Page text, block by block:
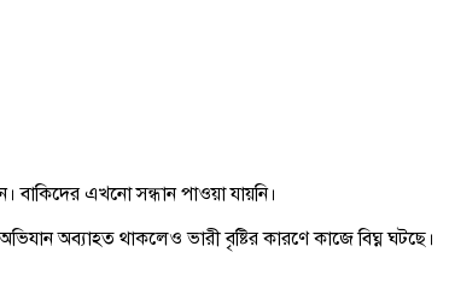
বাকিদের এখনো সন্ধান পাওয়া যায়নি।
অব্যাহত থাকলেও ভারী বৃষ্টির কারণে কাজে বিঘ্ন ঘটছে।